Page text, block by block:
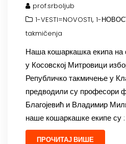
prof.srboljub
1-VESTI=NOVOSTI, 1-
takmičenja
Наша кошаркашка екипа
у Косовској Митровици
Републичко такмичење у
предводили су професори
Благојевић и Владимир
наше кошаркашке екипе су :
ПРОЧИТАЈ ВИШЕ